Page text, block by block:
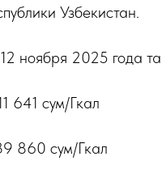
Узбекистан.
ноября 2025 года
641 сум/Гкал
860 сум/Гкал